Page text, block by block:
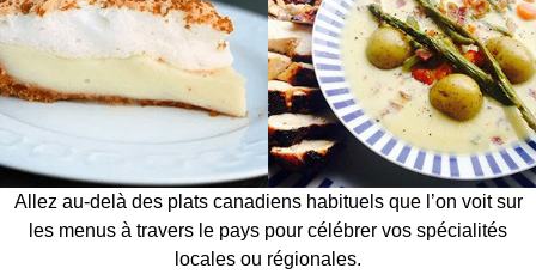
Allez au-delà des plats canadiens habituels que l’on voit sur
les menus à travers le pays pour célébrer vos spécialités
locales ou régionales.